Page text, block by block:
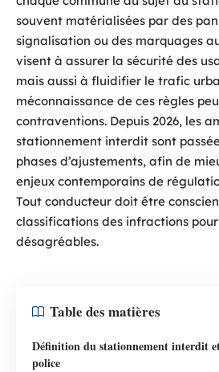
souvent matérialisées par des
signalisation ou des marquages
visent à assurer la sécurité des
mais aussi à fluidifier le trafic
méconnaissance de ces règles
contraventions. Depuis 2026, les
stationnement interdit sont
phases d’ajustements, afin de
enjeux contemporains de
Tout conducteur doit être
classifications des infractions
désagréables.
Table des matières
Définition du stationnement interdit
police